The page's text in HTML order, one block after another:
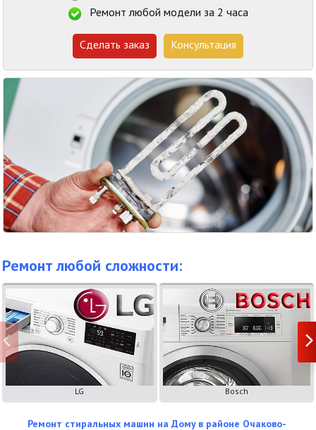
Ремонт любой модели за 2 часа
Сделать заказ Консультация
Ремонт любой сложности:
LG Bosch
Ремонт стиральных машин на Дому в районе Очаково-